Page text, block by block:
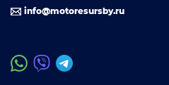
info@motoresursby.ru